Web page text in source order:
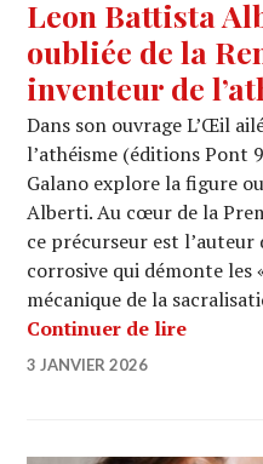
Leon Battista
oubliée de la
inventeur de
Dans son ouvrage L’Œil
l’athéisme (éditions Pont
Galano explore la figure
Alberti. Au cœur de la
ce précurseur est
corrosive qui démonte les
mécanique de la
Continuer de lireLeon
3 JANVIER 2026